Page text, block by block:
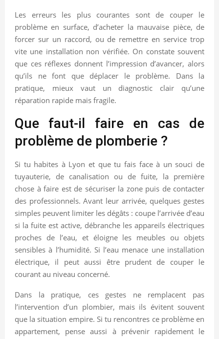
Les erreurs les plus courantes sont de couper le
problème en surface, d’acheter la mauvaise pièce, de
forcer sur un raccord, ou de remettre en service trop
vite une installation non vérifiée. On constate souvent
que ces réflexes donnent l’impression d’avancer, alors
qu’ils ne font que déplacer le problème. Dans la
pratique, mieux vaut un diagnostic clair qu’une
réparation rapide mais fragile.
Que faut-il faire en cas de
problème de plomberie ?
Si tu habites à Lyon et que tu fais face à un souci de
tuyauterie, de canalisation ou de fuite, la première
chose à faire est de sécuriser la zone puis de contacter
des professionnels. Avant leur arrivée, quelques gestes
simples peuvent limiter les dégâts : coupe l’arrivée d’eau
si la fuite est active, débranche les appareils électriques
proches de l’eau, et éloigne les meubles ou objets
sensibles à l’humidité. Si l’eau menace une installation
électrique, il peut aussi être prudent de couper le
courant au niveau concerné.
Dans la pratique, ces gestes ne remplacent pas
l’intervention d’un plombier, mais ils évitent souvent
que la situation empire. Si tu rencontres ce problème en
appartement, pense aussi à prévenir rapidement le